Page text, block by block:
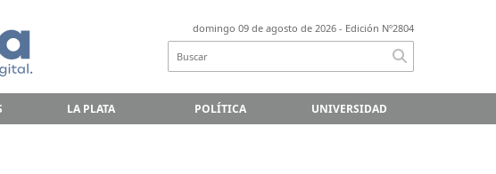
domingo 09 de agosto de 2026 - Edición Nº2804
LA PLATA POLÍTICA UNIVERSIDAD